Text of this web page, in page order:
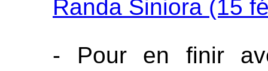
Randa Siniora (15
- Pour en finir